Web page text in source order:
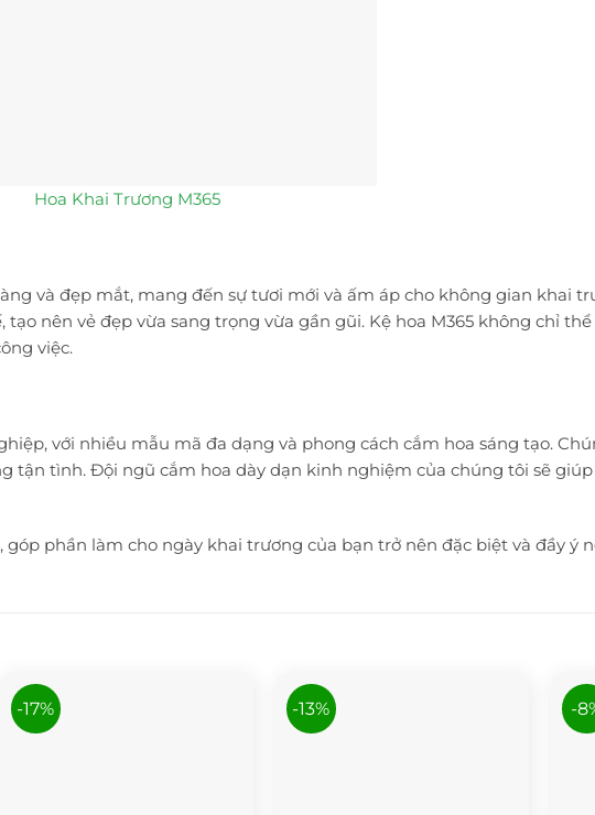
Hoa Khai Trương M365
và đẹp mắt, mang đến sự tươi mới và ấm áp cho không gian khai
nên vẻ đẹp vừa sang trọng vừa gần gũi. Kệ hoa M365 không chỉ
việc.
với nhiều mẫu mã đa dạng và phong cách cắm hoa sáng tạo.
tận tình. Đội ngũ cắm hoa dày dạn kinh nghiệm của chúng tôi sẽ
phần làm cho ngày khai trương của bạn trở nên đặc biệt và đầy ý
-17% -13% -